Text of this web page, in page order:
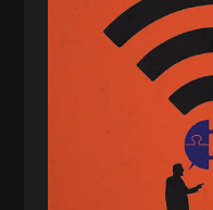
امان‌پور، سروش کرمیان،
فائزه فتحی
زاده